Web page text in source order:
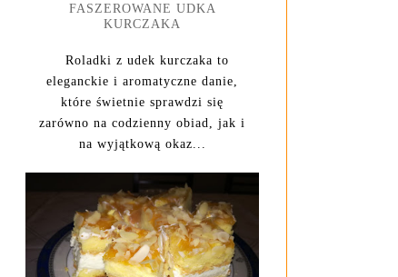
FASZEROWANE UDKA
KURCZAKA
Roladki z udek kurczaka to
eleganckie i aromatyczne danie,
które świetnie sprawdzi się
zarówno na codzienny obiad, jak i
na wyjątkową okaz...